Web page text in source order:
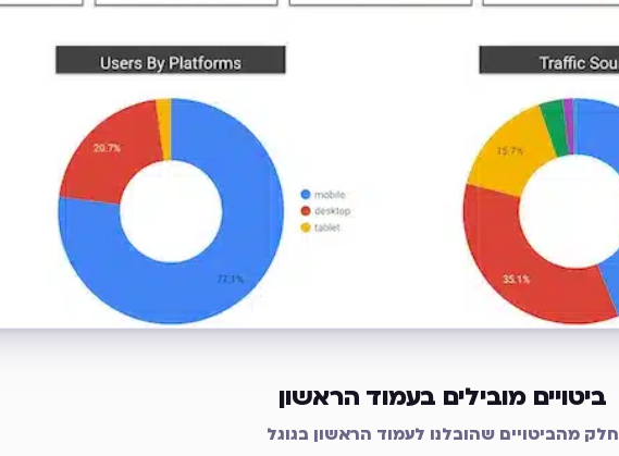
ביטויים מובילים בעמוד הראשון
חלק מהביטויים שהובלנו לעמוד הראשון בגוגל